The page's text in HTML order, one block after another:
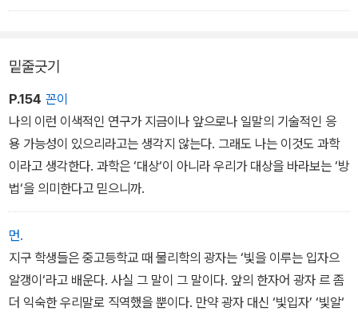
공하는 것이 아니라, 관계맺음의 플랫폼, 즉 ‘감상자가 참여해 뛰어 놀
결정되지 않는다.
밑줄긋기
P.154 꼰이
나의 이런 이색적인 연구가 지금이나 앞으로나 일말의 기술적인 응
용 가능성이 있으리라고는 생각지 않는다. 그래도 나는 이것도 과학
이라고 생각한다. 과학은 ‘대상‘이 아니라 우리가 대상을 바라보는 ‘방
법‘을 의미한다고 믿으니까.
먼.
지구 학생들은 중고등학교 때 물리학의 광자는 ‘빛을 이루는 입자으
알갱이‘라고 배운다. 사실 그 말이 그 말이다. 앞의 한자어 광자 르 좀
더 익숙한 우리말로 직역했을 뿐이다. 만약 광자 대신 ‘빛입자’ ‘빛알‘